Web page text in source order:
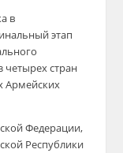
в
этап
четырех стран
Армейских
Федерации,
Республики